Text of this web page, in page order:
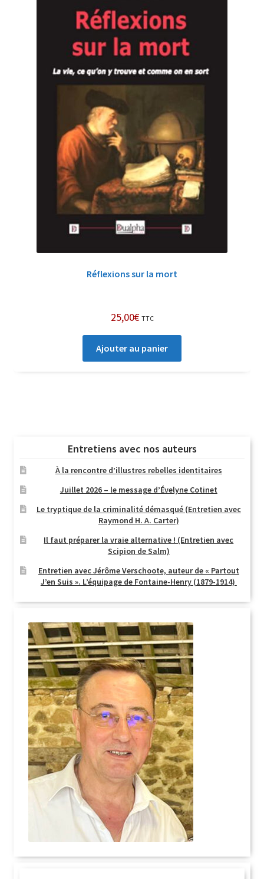
Réflexions sur la mort
25,00€ TTC
Ajouter au panier
Entretiens avec nos auteurs
À la rencontre d’illustres rebelles identitaires
Juillet 2026 – le message d’Évelyne Cotinet
Le tryptique de la criminalité démasqué (Entretien avec
Raymond H. A. Carter)
Il faut préparer la vraie alternative ! (Entretien avec
Scipion de Salm)
Entretien avec Jérôme Verschoote, auteur de « Partout
J’en Suis ». L’équipage de Fontaine-Henry (1879-1914)